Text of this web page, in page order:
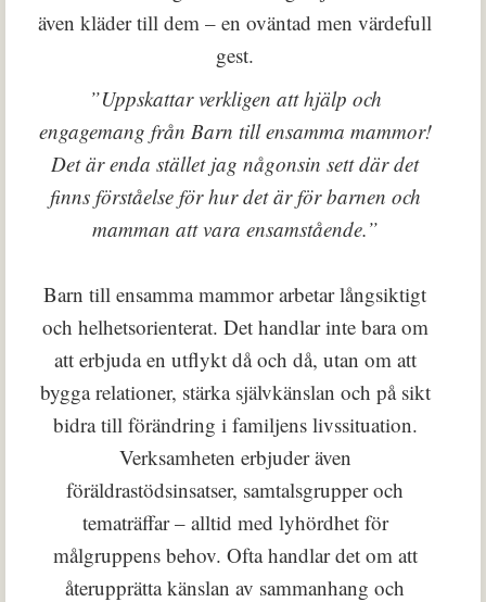
även kläder till dem – en oväntad men värdefull
gest.
”Uppskattar verkligen att hjälp och
engagemang från Barn till ensamma mammor!
Det är enda stället jag någonsin sett där det
finns förståelse för hur det är för barnen och
mamman att vara ensamstående.”
Barn till ensamma mammor arbetar långsiktigt
och helhetsorienterat. Det handlar inte bara om
att erbjuda en utflykt då och då, utan om att
bygga relationer, stärka självkänslan och på sikt
bidra till förändring i familjens livssituation.
Verksamheten erbjuder även
föräldrastödsinsatser, samtalsgrupper och
tematräffar – alltid med lyhördhet för
målgruppens behov. Ofta handlar det om att
återupprätta känslan av sammanhang och